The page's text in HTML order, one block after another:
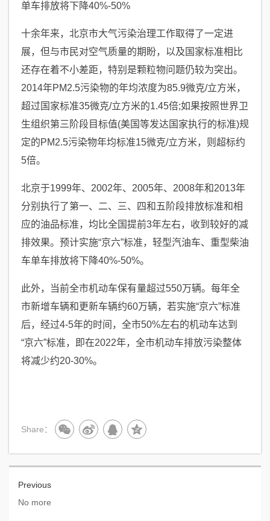
单车排放将下降40%-50%
十余年来，北京市大气污染治理工作取得了一定进
展，但与市民对空气质量的期盼，以及国家标准相比
还存在着不小差距，特别是颗粒物问题仍较为突出。
2014年PM2.5污染物的年均浓度为85.9微克/立方米，
超过国家标准35微克/立方米的1.45倍;如果按照世界卫
生组织第三阶段目标值(美国等发达国家执行的标准)规
定的PM2.5污染物年均标准15微克/立方米，则超标约
5倍。
北京于1999年、2002年、2005年、2008年和2013年
分别执行了第一、二、三、四和五阶段排放标准和相
应的油品标准，均比全国提前3年左右，收到较好的减
排效果。预计实施“京六”标准，轻型汽油车、重型柴油
车单车排放将下降40%-50%。
此外，当前全市机动车保有量超过550万辆。每年全
市新增车辆和更新车辆约60万辆，若实施“京六”标准
后，经过4-5年的时间，全市50%左右的机动车达到
“京六”标准，即在2022年，全市机动车排放污染整体
将减少约20-30%。
Share：
Previous
No more